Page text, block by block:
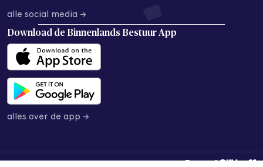
alle social media →
Download de Binnenlands Bestuur App
alles over de app →